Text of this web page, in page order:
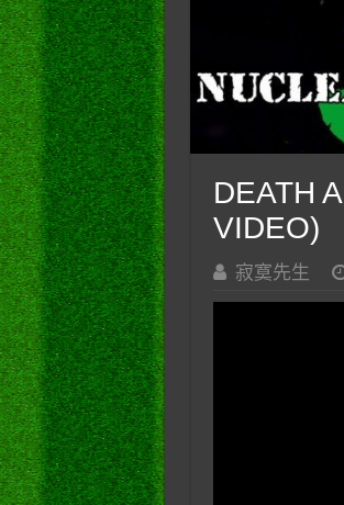
DEATH
VIDEO)
寂寞先生